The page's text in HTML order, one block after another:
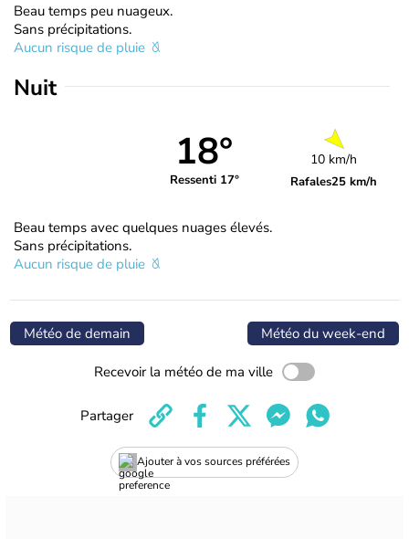
Beau temps peu nuageux.
Sans précipitations.
Aucun risque de pluie
Nuit
18°
Ressenti 17°
10 km/h
Rafales25 km/h
Beau temps avec quelques nuages élevés.
Sans précipitations.
Aucun risque de pluie
Météo de demain Météo du week-end
Recevoir la météo de ma ville
Ajouter à vos sources préférées
Partager